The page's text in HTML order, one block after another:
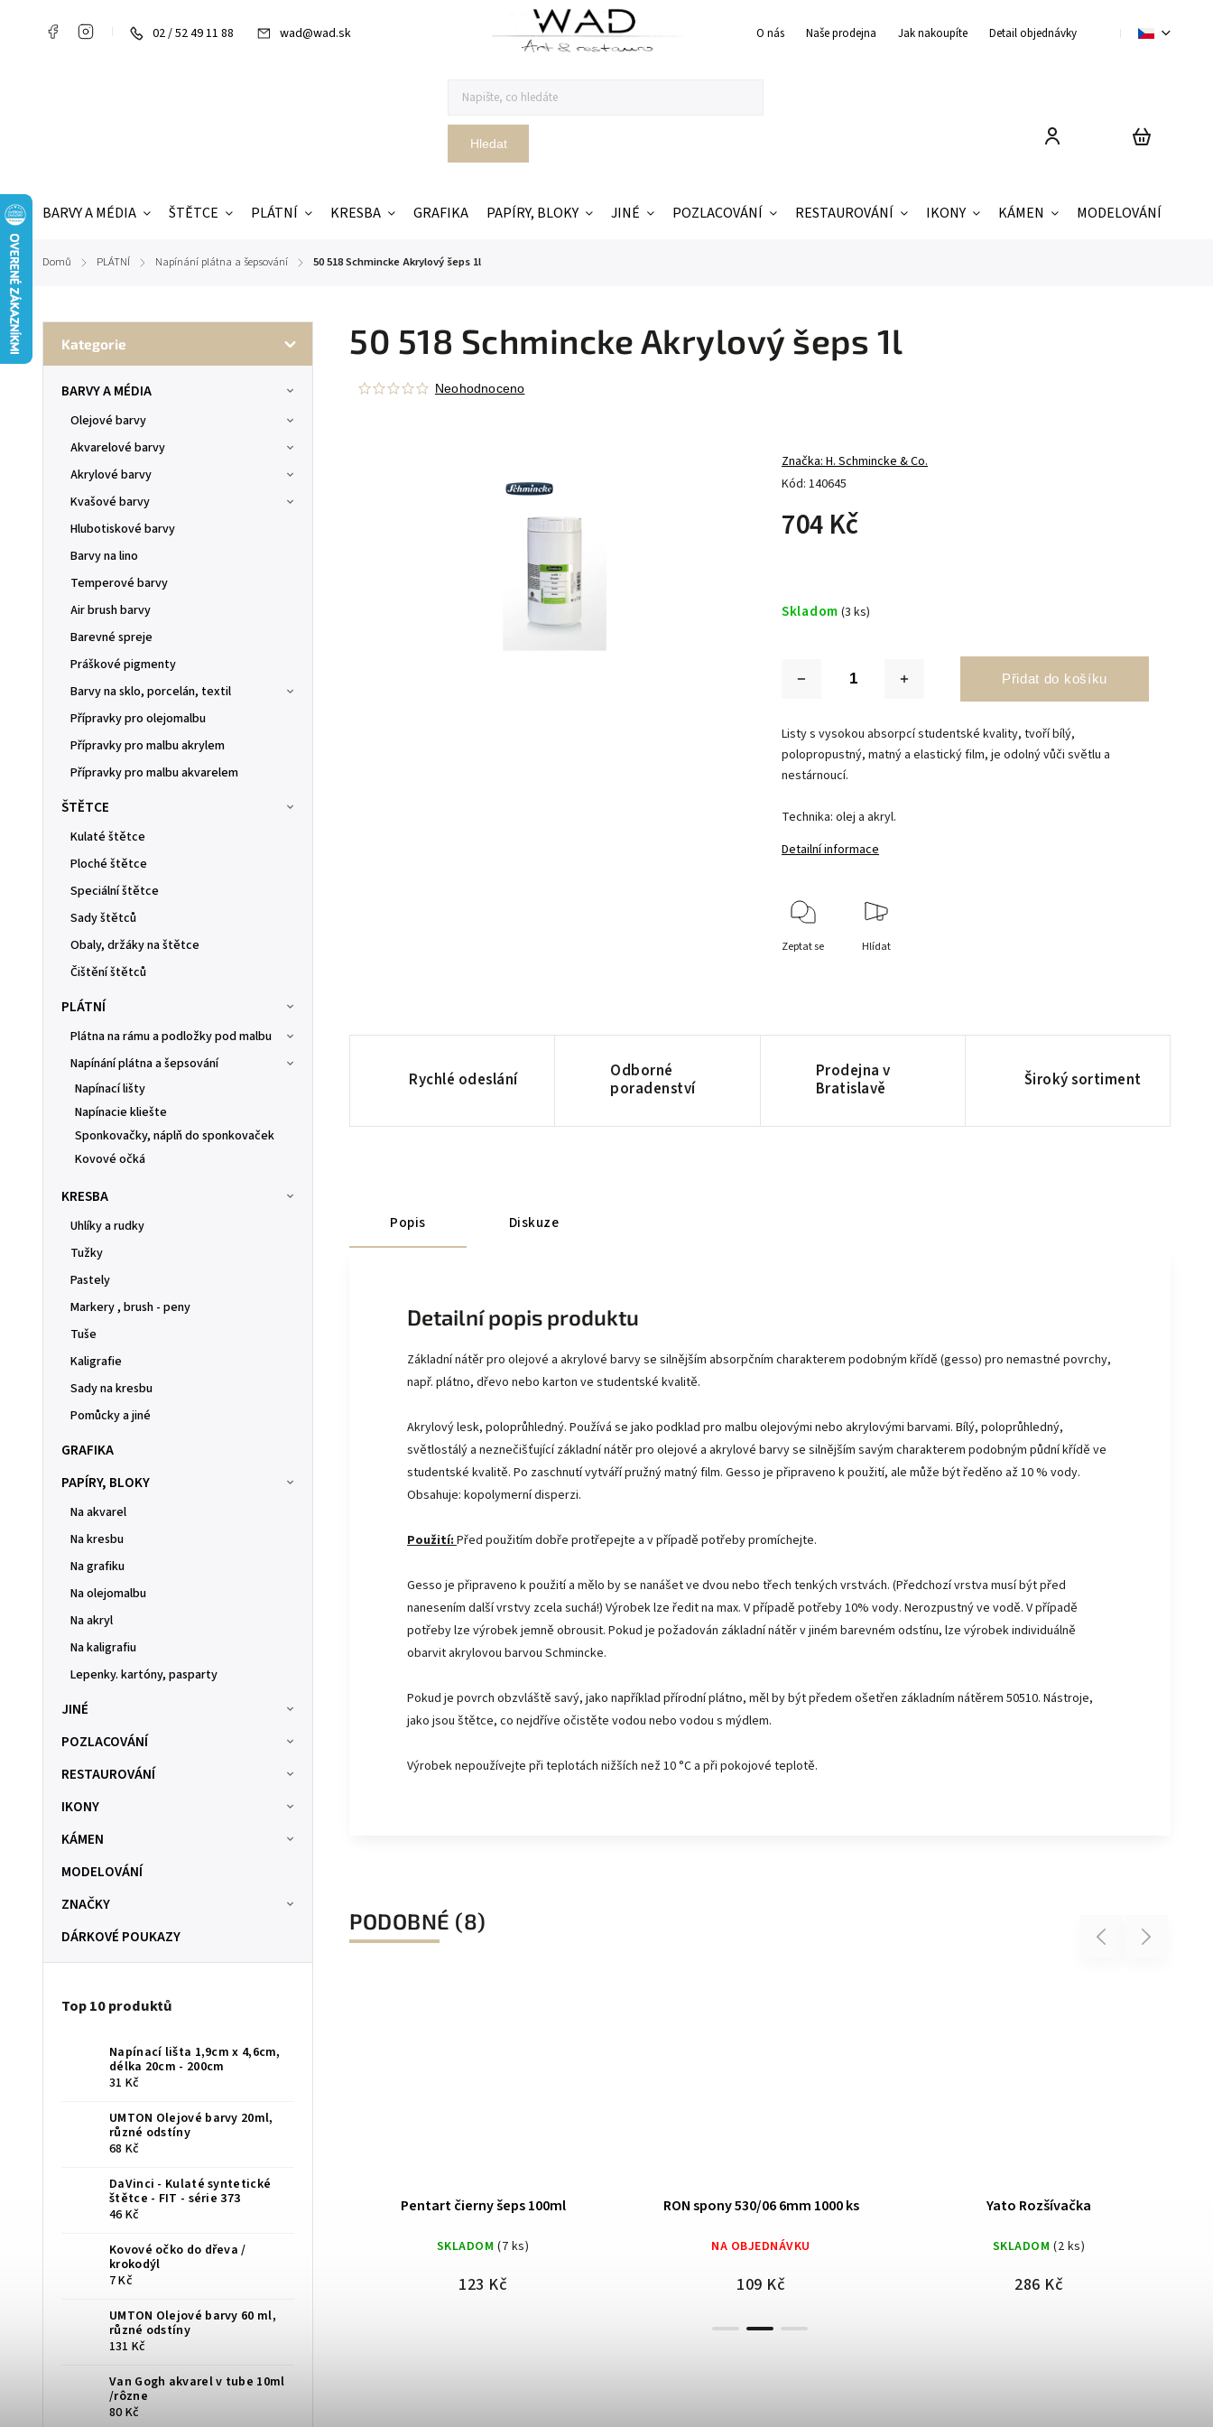
02 / 52 49 11 88 wad@wad.sk O nás Naše prodejna Jak nakoupíte Detail objednávky Obchodní podmínky
Hledat
BARVY A MÉDIA ŠTĚTCE PLÁTNÍ KRESBA GRAFIKA PAPÍRY, BLOKY JINÉ POZLACOVÁNÍ RESTAUROVÁNÍ IKONY KÁMEN MODELOVÁNÍ
Domů / PLÁTNÍ / Napínání plátna a šepsování / 50 518 Schmincke Akrylový šeps 1l
Kategorie
BARVY A MÉDIA
Olejové barvy
Akvarelové barvy
Akrylové barvy
Kvašové barvy
Hlubotiskové barvy
Barvy na lino
Temperové barvy
Air brush barvy
Barevné spreje
Práškové pigmenty
Barvy na sklo, porcelán, textil
Přípravky pro olejomalbu
Přípravky pro malbu akrylem
Přípravky pro malbu akvarelem
ŠTĚTCE
Kulaté štětce
Ploché štětce
Speciální štětce
Sady štětců
Obaly, držáky na štětce
Čištění štětců
PLÁTNÍ
Plátna na rámu a podložky pod malbu
Napínání plátna a šepsování
Napínací lišty
Napínacie kliešte
Sponkovačky, náplň do sponkovaček
Kovové očká
KRESBA
Uhlíky a rudky
Tužky
Pastely
Markery , brush - peny
Tuše
Kaligrafie
Sady na kresbu
Pomůcky a jiné
GRAFIKA
PAPÍRY, BLOKY
Na akvarel
Na kresbu
Na grafiku
Na olejomalbu
Na akryl
Na kaligrafiu
Lepenky. kartóny, pasparty
JINÉ
POZLACOVÁNÍ
RESTAUROVÁNÍ
IKONY
KÁMEN
MODELOVÁNÍ
ZNAČKY
DÁRKOVÉ POUKAZY
Top 10 produktů
Napínací lišta 1,9cm x 4,6cm,
délka 20cm - 200cm
31 Kč
UMTON Olejové barvy 20ml,
různé odstíny
68 Kč
DaVinci - Kulaté syntetické
štětce - FIT - série 373
46 Kč
Kovové očko do dřeva /
krokodýl
7 Kč
UMTON Olejové barvy 60 ml,
různé odstíny
131 Kč
Van Gogh akvarel v tube 10ml
/rôzne
80 Kč
50 518 Schmincke Akrylový šeps 1l
Neohodnoceno
Kód: 140645
Značka: H. Schmincke & Co.
704 Kč
Skladom (3 ks)
Přidat do košíku
Listy s vysokou absorpcí studentské kvality, tvoří bílý,
polopropustný, matný a elastický film, je odolný vůči světlu a
nestárnoucí.
Technika: olej a akryl.
Detailní informace
Zeptat se Hlídat
Rychlé odeslání
Odborné
poradenství
Prodejna v
Bratislavě
Široký sortiment
Popis Diskuze
Detailní popis produktu
Základní nátěr pro olejové a akrylové barvy se silnějším absorpčním charakterem podobným křídě (gesso) pro nemastné povrchy,
např. plátno, dřevo nebo karton ve studentské kvalitě.
Akrylový lesk, poloprůhledný. Používá se jako podklad pro malbu olejovými nebo akrylovými barvami. Bílý, poloprůhledný,
světlostálý a neznečišťující základní nátěr pro olejové a akrylové barvy se silnějším savým charakterem podobným půdní křídě ve
studentské kvalitě. Po zaschnutí vytváří pružný matný film. Gesso je připraveno k použití, ale může být ředěno až 10 % vody.
Obsahuje: kopolymerní disperzi.
Použití:Před použitím dobře protřepejte a v případě potřeby promíchejte.
Gesso je připraveno k použití a mělo by se nanášet ve dvou nebo třech tenkých vrstvách. (Předchozí vrstva musí být před
nanesením další vrstvy zcela suchá!) Výrobek lze ředit na max. V případě potřeby 10% vody. Nerozpustný ve vodě. V případě
potřeby lze výrobek jemně obrousit. Pokud je požadován základní nátěr v jiném barevném odstínu, lze výrobek individuálně
obarvit akrylovou barvou Schmincke.
Pokud je povrch obzvláště savý, jako například přírodní plátno, měl by být předem ošetřen základním nátěrem 50510. Nástroje,
jako jsou štětce, co nejdříve očistěte vodou nebo vodou s mýdlem.
Výrobek nepoužívejte při teplotách nižších než 10 °C a při pokojové teplotě.
PODOBNÉ (8)
Previous
Pentart čierny šeps 100ml
SKLADOM
RON spony 530/06 6mm 1000 ks
NA OBJEDNÁVKU
109 Kč
Yato Rozšívačka
SKLADOM (2 ks)
286 Kč
Lefranc Bourgeouis šeps 1l
SKLADOM (15 ks)
385 Kč
Next